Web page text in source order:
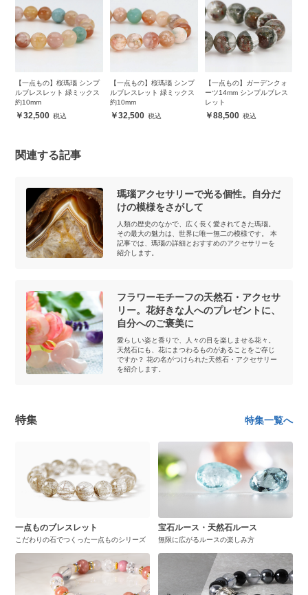
【一点もの】桜瑪瑙 シンプ
ルブレスレット 緑ミックス
約10mm
32,500
【一点もの】桜瑪瑙 シンプ
ルブレスレット 緑ミックス
約10mm
32,500
【一点もの】ガーデンクォ
ーツ14mm シンプルブレス
レット
88,500
関連する記事
瑪瑙アクセサリーで光る個性。自分だ
けの模様をさがして
人類の歴史のなかで、広く長く愛されてきた瑪瑙。
その最大の魅力は、世界に唯一無二の模様です。 本
記事では、瑪瑙の詳細とおすすめのアクセサリーを
紹介します。
フラワーモチーフの天然石・アクセサ
リー。花好きな人へのプレゼントに、
自分へのご褒美に
愛らしい姿と香りで、人々の目を楽しませる花々。
天然石にも、花にまつわるものがあることをご存じ
ですか？ 花の名がつけられた天然石・アクセサリー
を紹介します。
特集 特集一覧へ
一点ものブレスレット
こだわりの石でつくった一点ものシリーズ
宝石ルース・天然石ルース
無限に広がるルースの楽しみ方